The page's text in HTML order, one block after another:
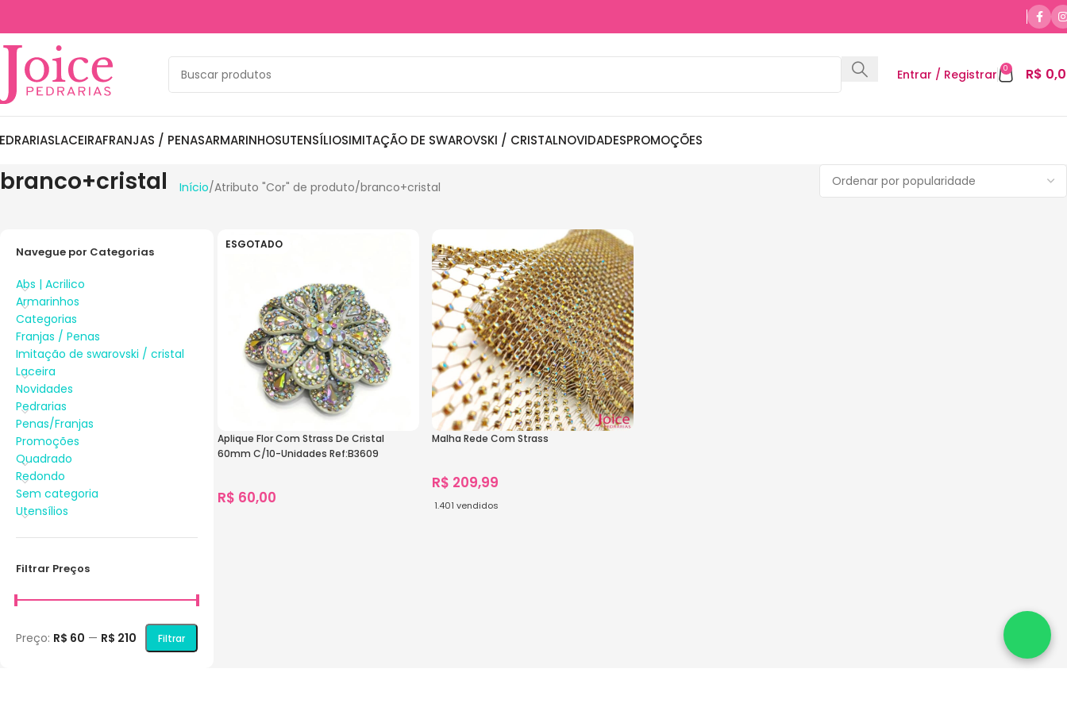
Entrar / Registrar 0 R$
LACEIRAFRANJAS / PENASARMARINHOSUTENSÍLIOSIMITAÇÃO DE SWAROVSKI / CRISTALNOVIDADESPROMOÇÕES
branco+cristal Início Atributo "Cor" de produto branco+cristal
Navegue por Categorias
Abs | Acrilico
Armarinhos
Categorias
Franjas / Penas
Imitação de swarovski / cristal
Laceira
Novidades
Pedrarias
Penas/Franjas
Promoções
Quadrado
Redondo
Sem categoria
Utensílios
Filtrar Preços
Filtrar
Preço: R$ 60 — R$ 210
ESGOTADO
Aplique Flor Com Strass De Cristal
60mm C/10-Unidades Ref:B3609
R$ 60,00
Malha Rede Com Strass
R$ 209,99
1.401 vendidos